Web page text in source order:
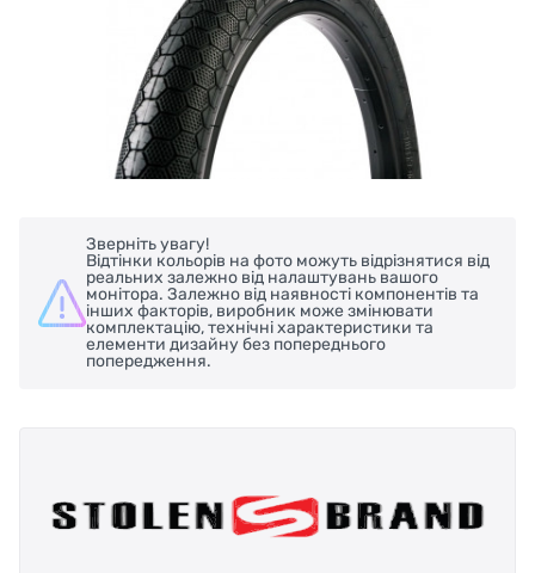
Зверніть увагу!
Відтінки кольорів на фото можуть відрізнятися від
реальних залежно від налаштувань вашого
монітора. Залежно від наявності компонентів та
інших факторів, виробник може змінювати
комплектацію, технічні характеристики та
елементи дизайну без попереднього
попередження.